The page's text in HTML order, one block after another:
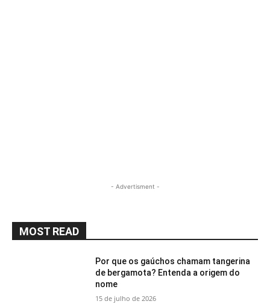
- Advertisment -
MOST READ
Por que os gaúchos chamam tangerina
de bergamota? Entenda a origem do
nome
15 de julho de 2026